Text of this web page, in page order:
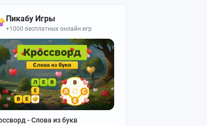
Пикабу Игры
+1000 бесплатных онлайн игр
- Слова из букв